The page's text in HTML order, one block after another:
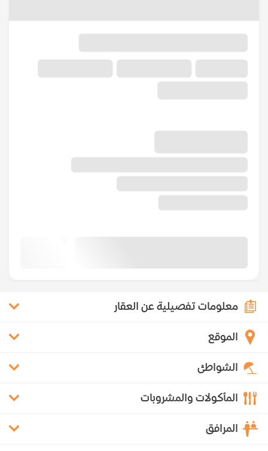
معلومات تفصيلية عن العقار
الموقع
الشواطئ
المأكولات والمشروبات
المرافق